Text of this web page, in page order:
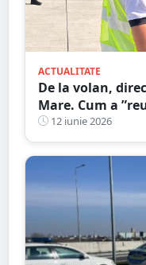
ACTUALITATE
De la volan,
Mare. Cum a
12 iunie 2026